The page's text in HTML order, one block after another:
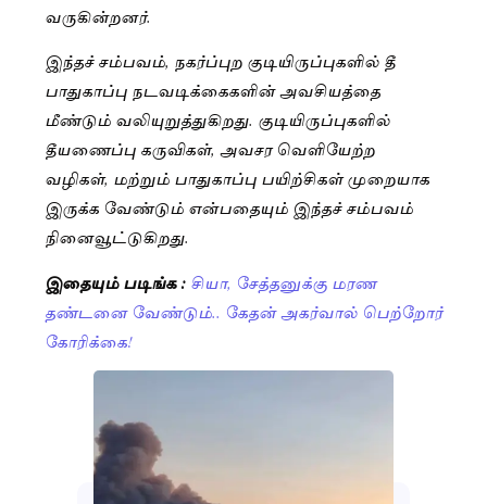
வருகின்றனர்.
இந்தச் சம்பவம், நகர்ப்புற குடியிருப்புகளில் தீ
பாதுகாப்பு நடவடிக்கைகளின் அவசியத்தை
மீண்டும் வலியுறுத்துகிறது. குடியிருப்புகளில்
தீயணைப்பு கருவிகள், அவசர வெளியேற்ற
வழிகள், மற்றும் பாதுகாப்பு பயிற்சிகள் முறையாக
இருக்க வேண்டும் என்பதையும் இந்தச் சம்பவம்
நினைவூட்டுகிறது.
இதையும் படிங்க : சியா, சேத்தனுக்கு மரண
தண்டனை வேண்டும்.. கேதன் அகர்வால் பெற்றோர்
கோரிக்கை!